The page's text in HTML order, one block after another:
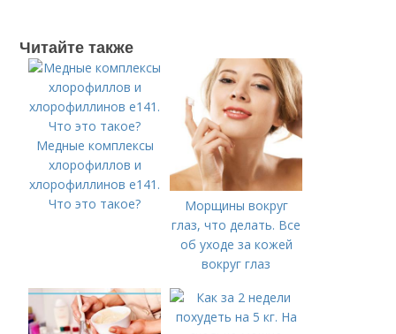
Читайте также
Медные комплексы
хлорофиллов и
хлорофиллинов е141.
Что это такое?
Морщины вокруг
глаз, что делать. Все
об уходе за кожей
вокруг глаз